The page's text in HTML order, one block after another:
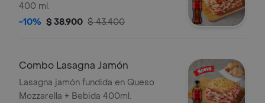
400 ml.
-10% $ 38.900 $ 43.400
Combo Lasagna Jamón
Lasagna jamón fundida en Queso
Mozzarella + Bebida 400ml.